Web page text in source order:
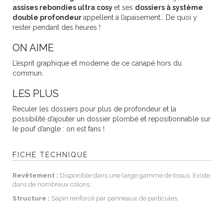
assises rebondies ultra cosyet ses dossiers à système
double profondeurappellent à l’apaisement… De quoi y
rester pendant des heures !
ON AIME
L’esprit graphique et moderne de ce canapé hors du
commun.
LES PLUS
Reculer les dossiers pour plus de profondeur et la
possibilité d’ajouter un dossier plombé et repositionnable sur
le pouf d’angle : on est fans !
FICHE TECHNIQUE
Revêtement : Disponible dans une large gamme de tissus. Existe
dans de nombreux coloris.
Structure : Sapin renforcé par panneaux de particules.